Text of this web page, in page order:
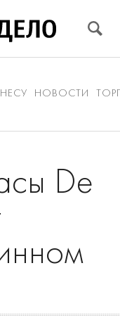
НОВОСТИ
De